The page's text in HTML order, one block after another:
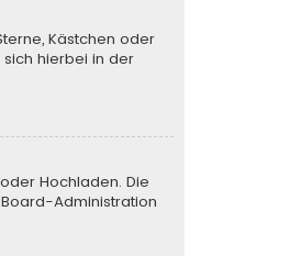
Kästchen oder
sich hierbei in der
Hochladen. Die
Administration